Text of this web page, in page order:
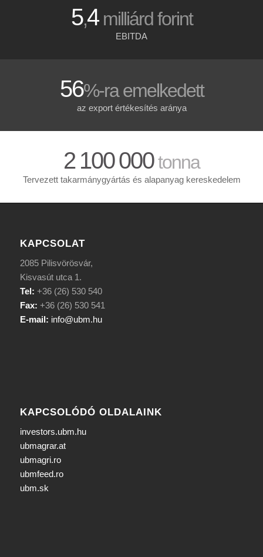
5,4milliárd forint
EBITDA
56%-ra emelkedett
az export értékesítés aránya
2 100000tonna
Tervezett takarmánygyártás és alapanyag kereskedelem
KAPCSOLAT
2085 Pilisvörösvár,
Kisvasút utca 1.
Tel: +36 (26) 530 540
Fax: +36 (26) 530 541
E-mail: info@ubm.hu
KAPCSOLÓDÓ OLDALAINK
investors.ubm.hu
ubmagrar.at
ubmagri.ro
ubmfeed.ro
ubm.sk